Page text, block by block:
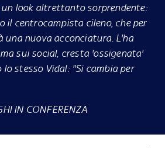
look altrettanto sorprendente:
il centrocampista cileno, che per
una nuova acconciatura. L'ha
sui social, cresta 'ossigenata'
stesso Vidal: "Si cambia per
IN CONFERENZA